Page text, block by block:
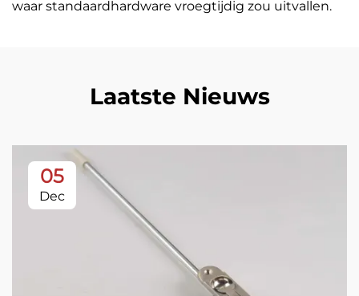
waar standaardhardware vroegtijdig zou uitvallen.
Laatste Nieuws
05
Dec